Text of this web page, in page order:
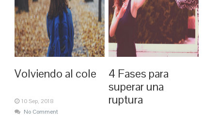
Volviendo al cole
10 Sep, 2018
No Comment
4 Fases para
superar una
ruptura